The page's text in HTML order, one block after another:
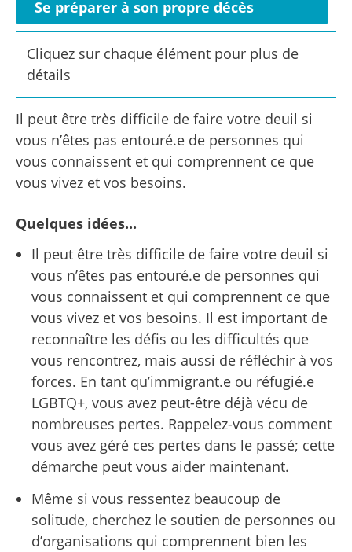
Se préparer à son propre décès
Cliquez sur chaque élément pour plus de
détails
Il peut être très difficile de faire votre deuil si
vous n’êtes pas entouré.e de personnes qui
vous connaissent et qui comprennent ce que
vous vivez et vos besoins.
Quelques idées...
Il peut être très difficile de faire votre deuil si
vous n’êtes pas entouré.e de personnes qui
vous connaissent et qui comprennent ce que
vous vivez et vos besoins. Il est important de
reconnaître les défis ou les difficultés que
vous rencontrez, mais aussi de réfléchir à vos
forces. En tant qu’immigrant.e ou réfugié.e
LGBTQ+, vous avez peut-être déjà vécu de
nombreuses pertes. Rappelez-vous comment
vous avez géré ces pertes dans le passé; cette
démarche peut vous aider maintenant.
Même si vous ressentez beaucoup de
solitude, cherchez le soutien de personnes ou
d’organisations qui comprennent bien les